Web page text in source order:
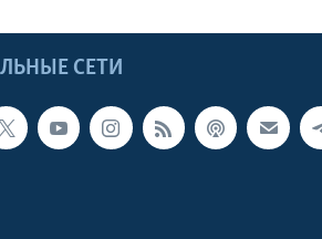
СЕТИ